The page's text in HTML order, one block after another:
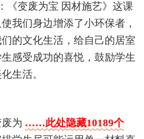
《变废为宝 因材施艺》这课
我们身边增添了小环保者，
的文化生活，给自己的居室
感受成功的喜悦，鼓励学生
生活。
为 ……此处隐藏10189个